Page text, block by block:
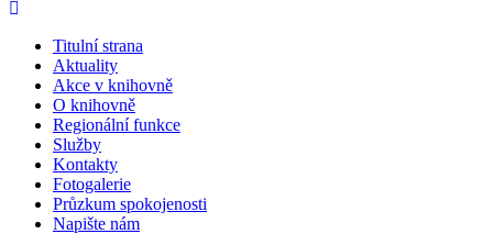
Titulní strana
Aktuality
Akce v knihovně
O knihovně
Regionální funkce
Služby
Kontakty
Fotogalerie
Průzkum spokojenosti
Napište nám